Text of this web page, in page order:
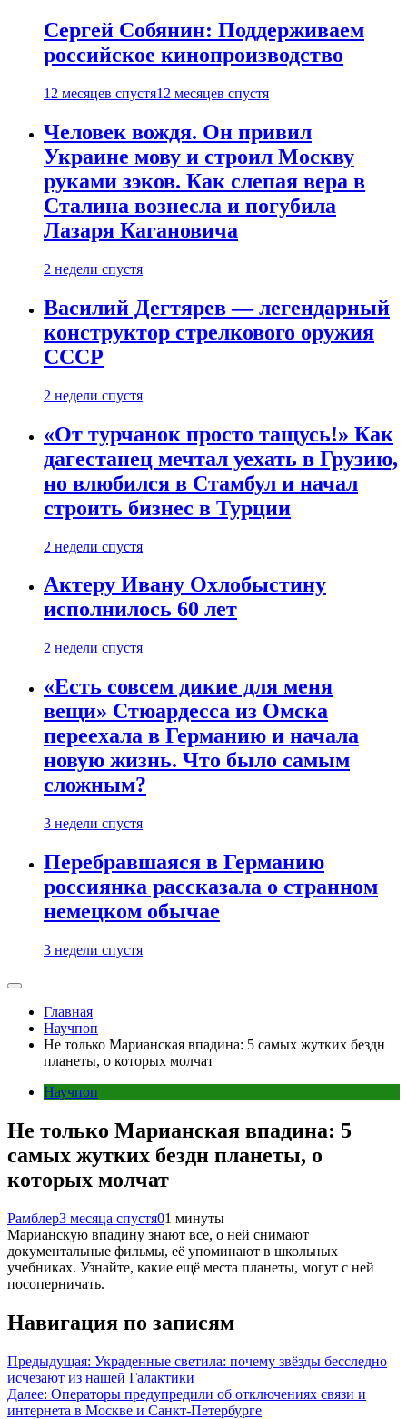
Сергей Собянин: Поддерживаем
российское кинопроизводство
12 месяцев спустя12 месяцев спустя
Человек вождя. Он привил
Украине мову и строил Москву
руками зэков. Как слепая вера в
Сталина вознесла и погубила
Лазаря Кагановича
2 недели спустя
Василий Дегтярев — легендарный
конструктор стрелкового оружия
СССР
2 недели спустя
«От турчанок просто тащусь!» Как
дагестанец мечтал уехать в Грузию,
но влюбился в Стамбул и начал
строить бизнес в Турции
2 недели спустя
Актеру Ивану Охлобыстину
исполнилось 60 лет
2 недели спустя
«Есть совсем дикие для меня
вещи» Стюардесса из Омска
переехала в Германию и начала
новую жизнь. Что было самым
сложным?
3 недели спустя
Перебравшаяся в Германию
россиянка рассказала о странном
немецком обычае
3 недели спустя
Главная
Научпоп
Не только Марианская впадина: 5 самых жутких бездн
планеты, о которых молчат
Научпоп
Не только Марианская впадина: 5
самых жутких бездн планеты, о
которых молчат
Рамблер3 месяца спустя01 минуты
Марианскую впадину знают все, о ней снимают
документальные фильмы, её упоминают в школьных
учебниках. Узнайте, какие ещё места планеты, могут с ней
посоперничать.
Навигация по записям
Предыдущая: Украденные светила: почему звёзды бесследно
исчезают из нашей Галактики
Далее: Операторы предупредили об отключениях связи и
интернета в Москве и Санкт-Петербурге